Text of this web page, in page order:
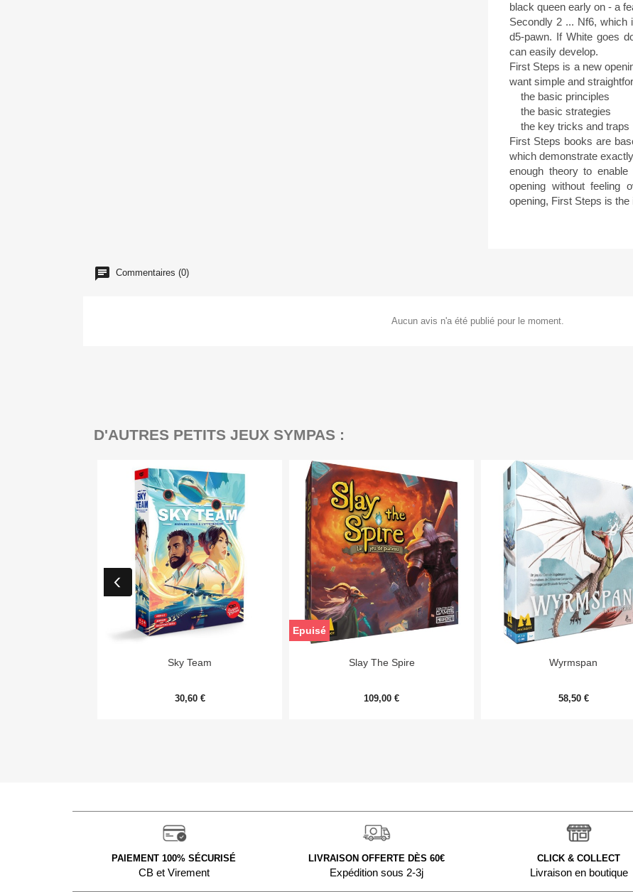
black queen early on - a
Secondly 2 ... Nf6, which
d5-pawn. If White goes
can easily develop.
First Steps is a new
want simple and
the basic principles
the basic strategies
the key tricks and traps
First Steps books are
which demonstrate
enough theory to
opening without feeling
opening, First Steps is the
Commentaires (0)
Aucun avis n'a été publié pour le moment.
D'AUTRES PETITS JEUX SYMPAS :
Aperçu rapide
Sky Team
30,60 €
Aperçu rapide
Slay The Spire
109,00 €
Epuisé
Aperçu rapide
Wyrmspan
58,50 €
PAIEMENT 100% SÉCURISÉ
CB et Virement
LIVRAISON OFFERTE DÈS 60€
Expédition sous 2-3j
CLICK & COLLECT
Livraison en boutique